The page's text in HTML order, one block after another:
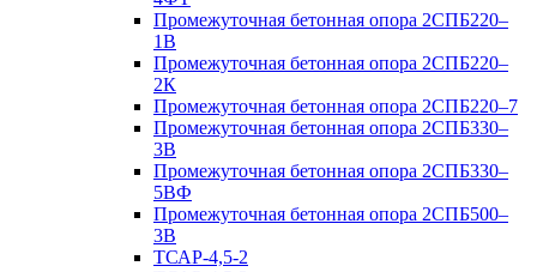
Промежуточная бетонная опора 2СПБ220–
1В
Промежуточная бетонная опора 2СПБ220–
2К
Промежуточная бетонная опора 2СПБ220–7
Промежуточная бетонная опора 2СПБ330–
3В
Промежуточная бетонная опора 2СПБ330–
5ВФ
Промежуточная бетонная опора 2СПБ500–
3В
ТСАР-4,5-2